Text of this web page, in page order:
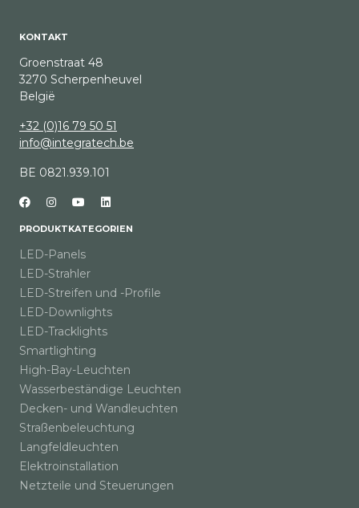
KONTAKT
Groenstraat 48
3270 Scherpenheuvel
België
+32 (0)16 79 50 51
info@integratech.be
BE 0821.939.101
PRODUKTKATEGORIEN
LED-Panels
LED-Strahler
LED-Streifen und -Profile
LED-Downlights
LED-Tracklights
Smartlighting
High-Bay-Leuchten
Wasserbeständige Leuchten
Decken- und Wandleuchten
Straßenbeleuchtung
Langfeldleuchten
Elektroinstallation
Netzteile und Steuerungen